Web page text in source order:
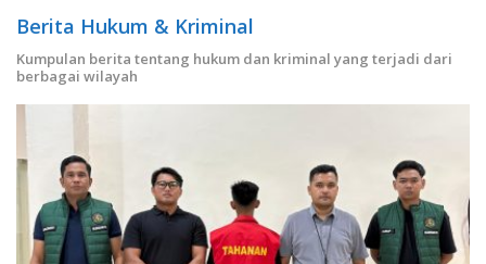
Berita Hukum & Kriminal
Kumpulan berita tentang hukum dan kriminal yang terjadi dari
berbagai wilayah